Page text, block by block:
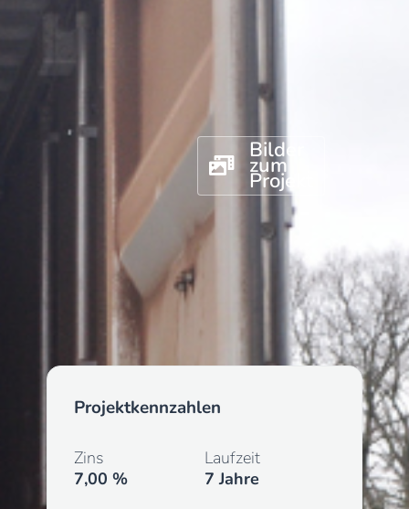
Bilder
zum
Projekt
Projektkennzahlen
Zins
Laufzeit
7,00 %
7 Jahre